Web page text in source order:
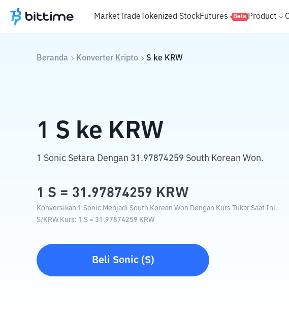
MarketTradeTokenized StockFutures Beta Product
Beranda Konverter Kripto S ke KRW
1 S ke KRW
1 Sonic Setara Dengan 31.97874259 South Korean Won.
1 S = 31.97874259 KRW
Konversikan 1 Sonic Menjadi South Korean Won Dengan Kurs Tukar Saat Ini.
S/KRW Kurs: 1 S = 31.97874259 KRW
Beli Sonic(S)